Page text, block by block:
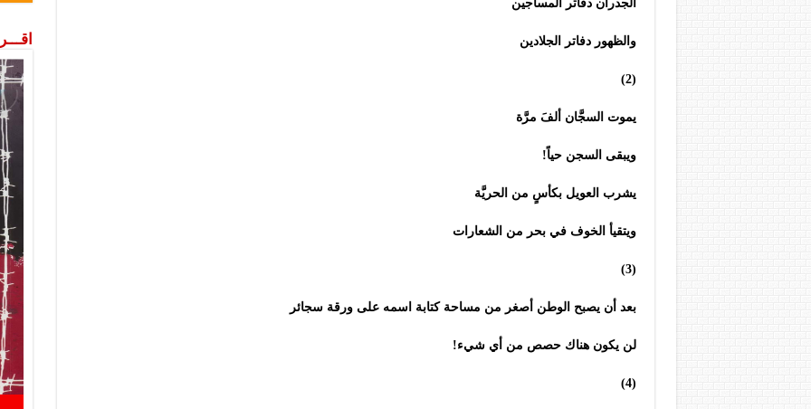
الجدران دفاتر المساجين
والظهور دفاتر الجلادين
(2)
يموت السجَّان ألفَ مرَّة
ويبقى السجن حياً!
يشرب العويل بكأسٍ من الحريَّة
ويتقيأ الخوف في بحر من الشعارات
(3)
بعد أن يصبح الوطن أصغر من مساحة كتابة اسمه على ورقة سجائر
لن يكون هناك حصص من أي شيء!
(4)